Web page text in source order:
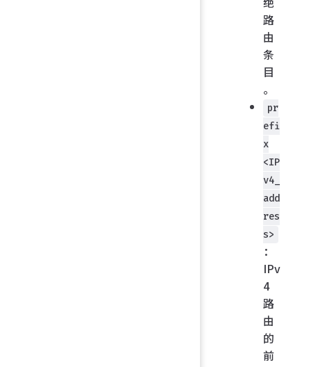
路
由
条
目
。
pr
efi
x
<IP
v4_
add
res
s>
：
IPv
4
路
由
的
前